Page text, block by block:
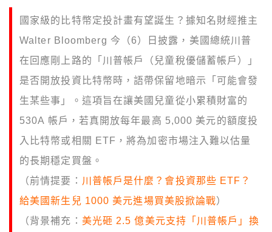
國家級的比特幣定投計畫有望誕生？據知名財經推主
Walter Bloomberg 今（6）日披露，美國總統川普
在回應剛上路的「川普帳戶（兒童稅優儲蓄帳戶）」
是否開放投資比特幣時，語帶保留地暗示「可能會發
生某些事」。這項旨在讓美國兒童從小累積財富的
530A 帳戶，若真開放每年最高 5,000 美元的額度投
入比特幣或相關 ETF，將為加密市場注入難以估量
的長期穩定買盤。
（前情提要： 川普帳戶是什麼？會投資那些 ETF？
給美國新生兒 1000 美元進場買美股掀論戰）
（背景補充： 美光砸 2.5 億美元支持「川普帳戶」換